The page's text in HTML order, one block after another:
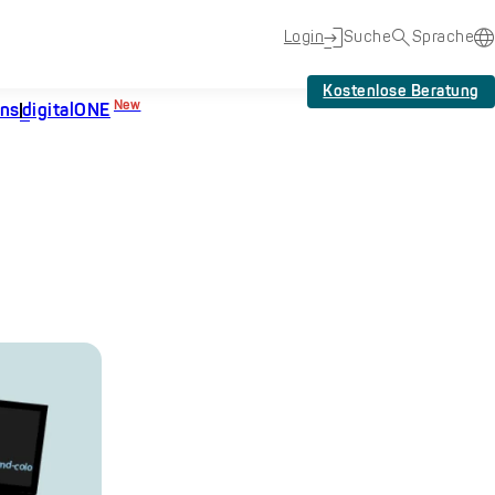
Login Suche Sprache
digitalONE New
Kostenlose Beratung